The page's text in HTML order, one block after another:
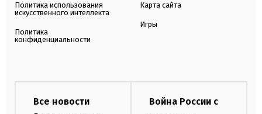
Политика использования
искусственного интеллекта
Политика
конфиденциальности
Карта сайта
Игры
Все новости
Война России с